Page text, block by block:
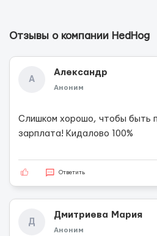
Отзывы о компании HedHog
А
Александр
Аноним
Слишком хорошо, чтобы быть
зарплата! Кидалово 100%
Ответить
Д
Дмитриева Мария
Аноним